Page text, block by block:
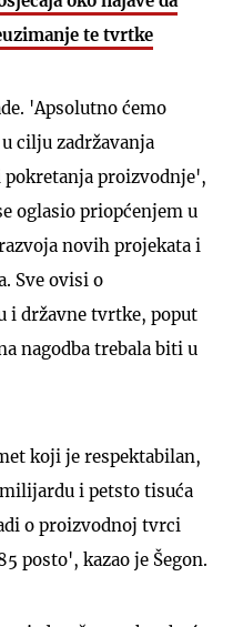
te tvrtke
'Apsolutno ćemo
cilju zadržavanja
proizvodnje',
oglasio priopćenjem u
novih projekata i
Sve ovisi o
i državne tvrtke, poput
nagodba trebala biti u
koji je respektabilan,
i petsto tisuća
o proizvodnoj tvrci
posto', kazao je Šegon.